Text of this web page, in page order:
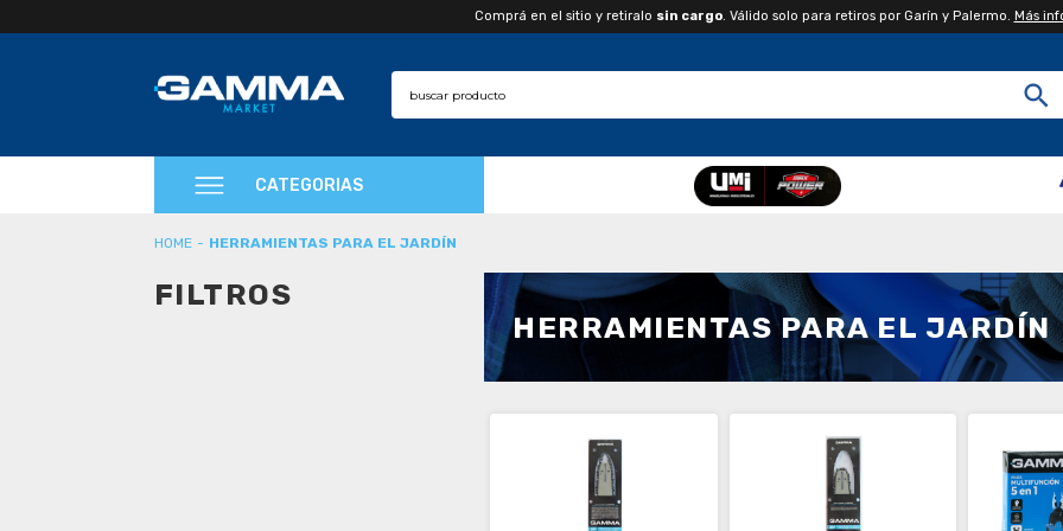
Comprá en el sitio y retiralo sin cargo. Válido solo para retiros por Garín y Palermo. Más
CATEGORIAS
HERRAMIENTAS PARA EL JARDÍN
FILTROS
HERRAMIENTAS PARA EL JARDÍN